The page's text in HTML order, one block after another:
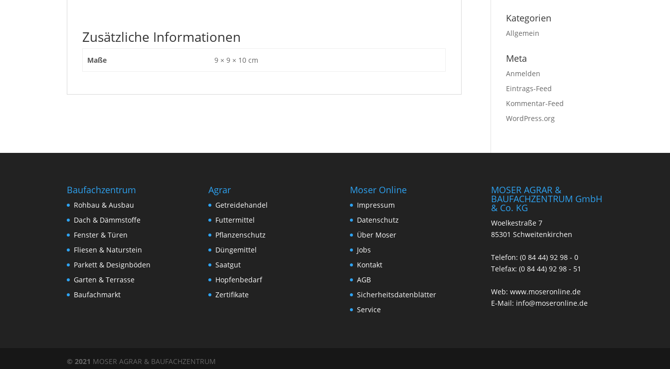
Zusätzliche Informationen
Maße 9 × 9 × 10 cm
Kategorien
Allgemein
Meta
Anmelden
Eintrags-Feed
Kommentar-Feed
WordPress.org
Baufachzentrum
Rohbau & Ausbau
Dach & Dämmstoffe
Fenster & Türen
Fliesen & Naturstein
Parkett & Designböden
Garten & Terrasse
Baufachmarkt
Agrar
Getreidehandel
Futtermittel
Pflanzenschutz
Düngemittel
Saatgut
Hopfenbedarf
Zertifikate
Moser Online
Impressum
Datenschutz
Über Moser
Jobs
Kontakt
AGB
Sicherheitsdatenblätter
Service
MOSER AGRAR &
BAUFACHZENTRUM GmbH
& Co. KG
Woelkestraße 7
85301 Schweitenkirchen
Telefon: (0 84 44) 92 98 - 0
Telefax: (0 84 44) 92 98 - 51
Web:www.moseronline.de
E-Mail: info@moseronline.de
© 2021 MOSER AGRAR & BAUFACHZENTRUM